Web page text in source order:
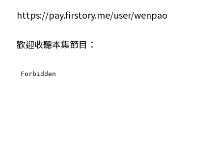
好書推廌
自我挑戰
八字高階班
五人實戰班
八字批命
小兒命名
科學八字推理3
科學八字輕鬆學
上課預約
常見問題
搜索
繁體中文
https://pay.firstory.me/user/wenpao
歡迎收聽本集節目：